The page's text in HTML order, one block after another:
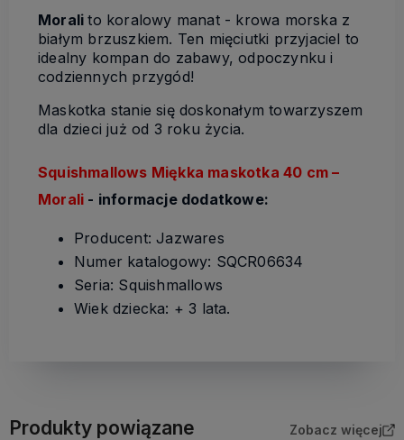
Moralito koralowy manat - krowa morska z
białym brzuszkiem. Ten mięciutki przyjaciel to
idealny kompan do zabawy, odpoczynku i
codziennych przygód!
Maskotka stanie się doskonałym towarzyszem
dla dzieci już od 3 roku życia.
Squishmallows Miękka maskotka 40 cm –
Morali - informacje dodatkowe:
Producent: Jazwares
Numer katalogowy: SQCR06634
Seria: Squishmallows
Wiek dziecka: + 3 lata.
Produkty powiązane Zobacz więcej